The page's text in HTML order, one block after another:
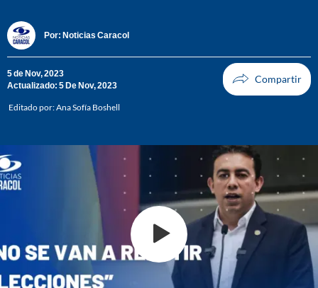
Por: Noticias Caracol
5 de Nov, 2023
Actualizado: 5 De Nov, 2023
Editado por:Ana Sofía Boshell